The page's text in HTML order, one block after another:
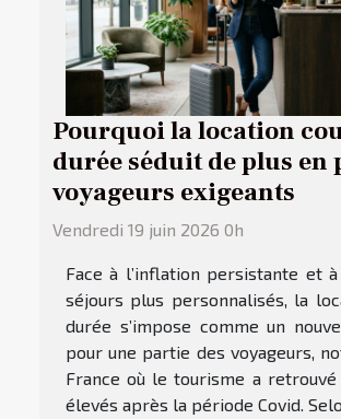
Pourquoi la location
durée séduit de plus en
voyageurs exigeants
Vendredi 19 juin 2026 0h
Face à l’inflation persistante et
séjours plus personnalisés, la
durée s’impose comme un
pour une partie des voyageurs,
France où le tourisme a retrouvé
élevés après la période Covid.